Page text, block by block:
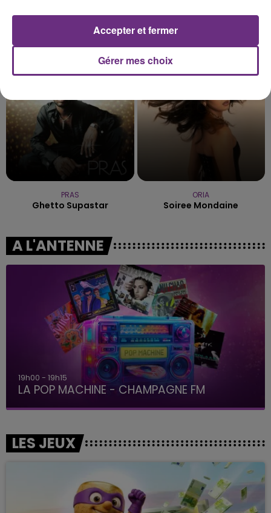
HARRY STYLES TOVE LO & STROMAE
PRAS
Ghetto Supastar
ORIA
Soiree Mondaine
A L'ANTENNE
19h15 - 20h00
LA RADIO POP
LES JEUX
Gérer mes choix
Accepter et fermer